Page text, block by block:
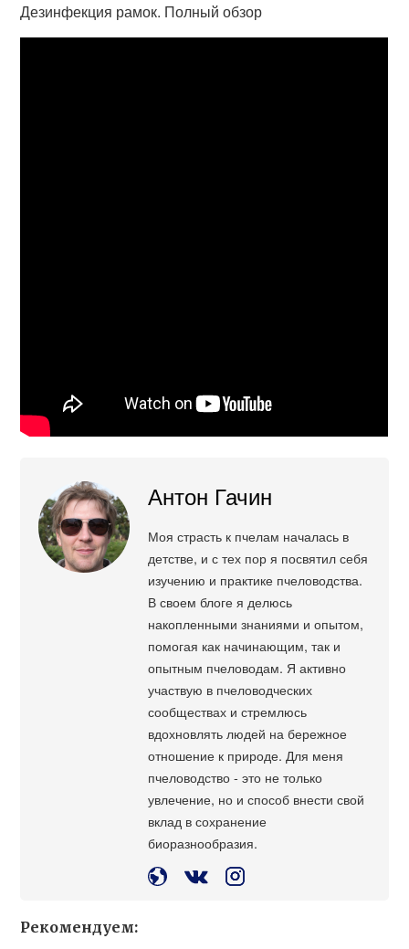
Дезинфекция рамок. Полный обзор
Антон Гачин
Моя страсть к пчелам началась в
детстве, и с тех пор я посвятил себя
изучению и практике пчеловодства.
В своем блоге я делюсь
накопленными знаниями и опытом,
помогая как начинающим, так и
опытным пчеловодам. Я активно
участвую в пчеловодческих
сообществах и стремлюсь
вдохновлять людей на бережное
отношение к природе. Для меня
пчеловодство - это не только
увлечение, но и способ внести свой
вклад в сохранение
биоразнообразия.
Рекомендуем: